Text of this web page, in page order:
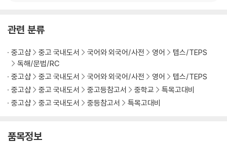
Unit 20 구어체 문장과 필수구문
*부록: 문법고수가 전하는 천기누설 100
II . Actual Tests
Actual Test 1
Actual Test 2
Actual Test 3
관련 분류
중고샵 중고 국내도서 국어와 외국어/사전 영어
텝스/TEPS
독해/문법/RC
중고샵
중고 국내도서 국어와 외국어/사전 영어
텝스/TEPS
중고샵
중고 국내도서 중고등참고서 중학교
특목고대비
중고샵
중고 국내도서 중등참고서 특목고대비
품목정보